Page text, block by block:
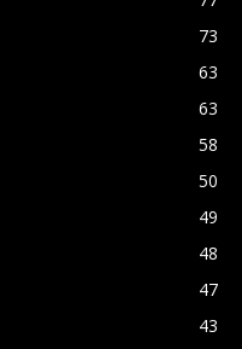
73
63
63
58
50
49
48
47
43